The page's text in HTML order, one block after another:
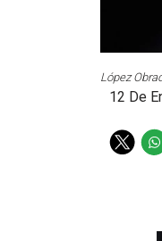
López
12 De
T